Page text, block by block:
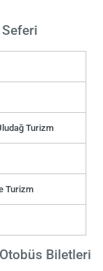
Turizm
Turizm
Biletleri